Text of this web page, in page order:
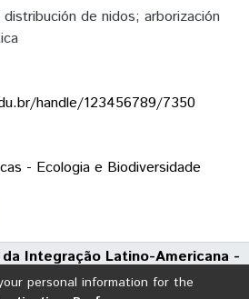
de nidos; arborización
handle/123456789/7350
- Ecologia e Biodiversidade
Integração Latino-Americana -
UNILA
personal information for the